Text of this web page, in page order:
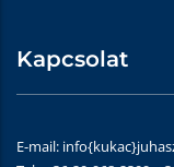
Kapcsolat
E-mail: